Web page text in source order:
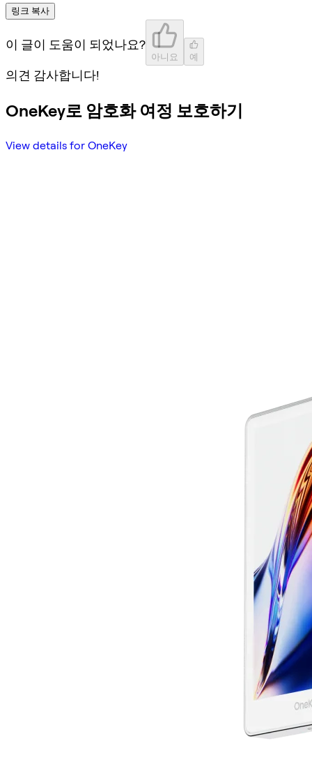
링크 복사
이 글이 도움이 되었나요?
아니요 예
의견 감사합니다!
OneKey로 암호화 여정 보호하기
View details for OneKey